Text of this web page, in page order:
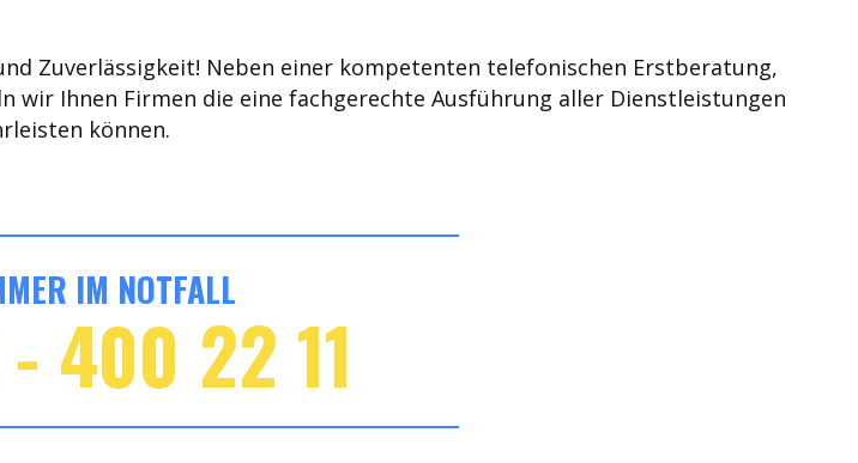
Zuverlässigkeit! Neben einer kompetenten telefonischen Erstberatung,
Ihnen Firmen die eine fachgerechte Ausführung aller Dienstleistungen
können.
IM NOTFALL
400 22 11